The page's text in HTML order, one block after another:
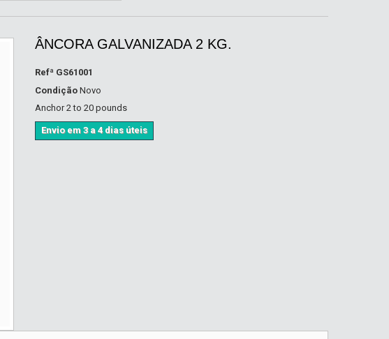
ÂNCORA GALVANIZADA 2 KG.
Refª GS61001
Condição Novo
Anchor 2 to 20 pounds
Envio em 3 a 4 dias úteis